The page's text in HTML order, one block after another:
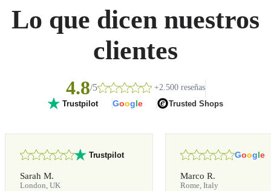
Lo que dicen nuestros
clientes
4.8/5 +2.500 reseñas
Trustpilot Google Trusted Shops
Trustpilot
Sarah M.
London, UK
Google
Marco R.
Rome, Italy